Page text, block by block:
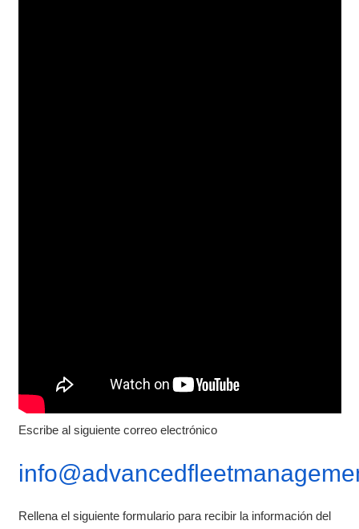
Escribe al siguiente correo electrónico
Rellena el siguiente formulario para recibir la información del